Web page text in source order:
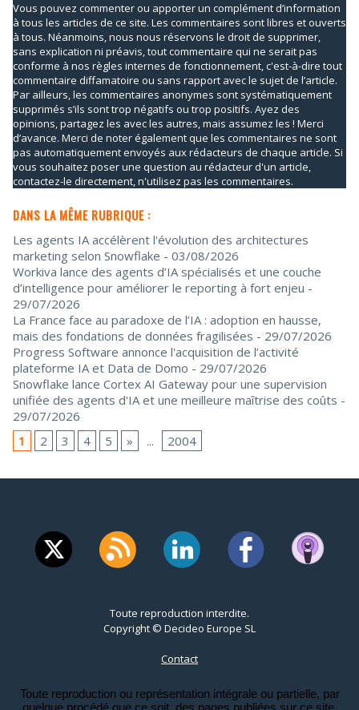
Vous pouvez commenter ou apporter un complément d’information
à tous les articles de ce site. Les commentaires sont libres et ouverts
à tous. Néanmoins, nous nous réservons le droit de supprimer,
sans explication ni préavis, tout commentaire qui ne serait pas
conforme à nos règles internes de fonctionnement, c'est-à-dire tout
commentaire diffamatoire ou sans rapport avec le sujet de l’article.
Par ailleurs, les commentaires anonymes sont systématiquement
supprimés s’ils sont trop négatifs ou trop positifs. Ayez des
opinions, partagez les avec les autres, mais assumez les ! Merci
d’avance. Merci de noter également que les commentaires ne sont
pas automatiquement envoyés aux rédacteurs de chaque article. Si
vous souhaitez poser une question au rédacteur d'un article,
contactez-le directement, n'utilisez pas les commentaires.
DANS LA MÊME RUBRIQUE :
Les agents IA accélèrent l'évolution des architectures
marketing selon Snowflake - 03/08/2026
Workiva lance des agents d’IA spécialisés et une couche
d’intelligence pour améliorer le reporting à fort enjeu -
29/07/2026
La France face au paradoxe de l’IA : adoption en hausse,
mais des fondations de données fragilisées - 29/07/2026
Progress Software annonce l'acquisition de l’activité
plateforme IA et Data de Domo - 29/07/2026
Snowflake lance Cortex AI Gateway pour une supervision
unifiée des agents d'IA et une meilleure maîtrise des coûts -
29/07/2026
1
2 3 4 5 » ... 2004
Toute reproduction interdite.
Copyright © Decideo Europe SL
Contact
Toute reproduction ou représentation intégrale ou partielle, par
quelque procédé que ce soit, des pages publiées sur ce site,